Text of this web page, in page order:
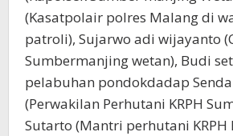
(Kasatpolair polres Malang di
patroli), Sujarwo adi wijayanto
Sumbermanjing wetan), Budi
pelabuhan pondokdadap
(Perwakilan Perhutani KRPH
Sutarto (Mantri perhutani KRPH